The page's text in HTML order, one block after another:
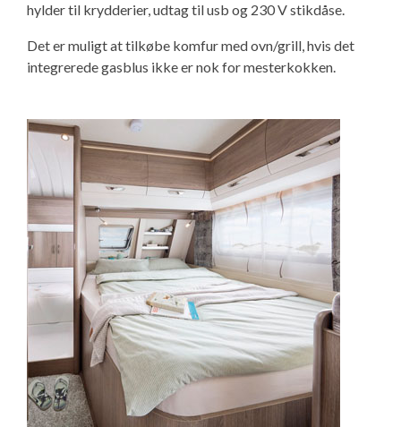
hylder til krydderier, udtag til usb og 230 V stikdåse.
Det er muligt at tilkøbe komfur med ovn/grill, hvis det
integrerede gasblus ikke er nok for mesterkokken.